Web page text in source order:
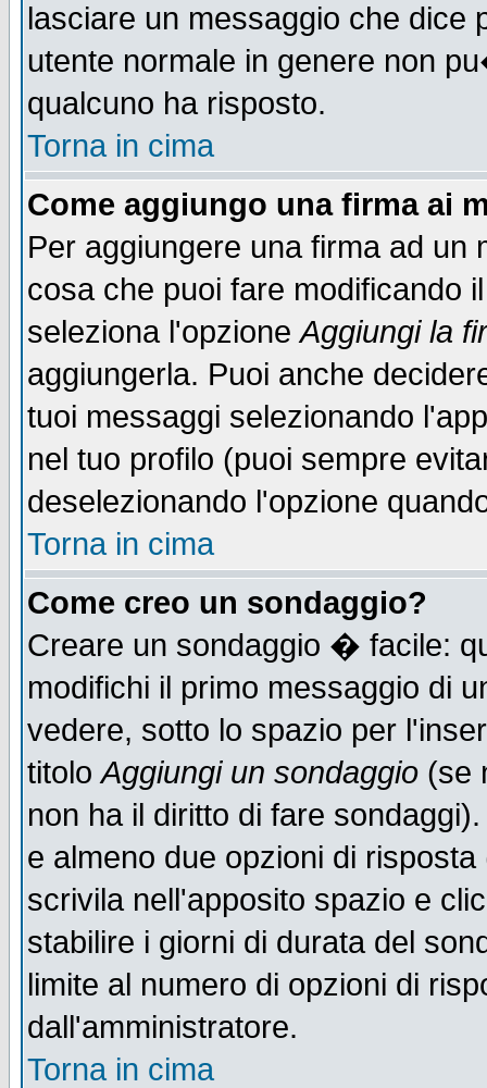
lasciare un messaggio che
utente normale in genere non
qualcuno ha risposto.
Torna in cima
Come aggiungo una firma ai
Per aggiungere una firma ad un
cosa che puoi fare modificando
seleziona l'opzioneAggiungi la
aggiungerla. Puoi anche
tuoi messaggi selezionando
nel tuo profilo (puoi sempre
deselezionando l'opzione
Torna in cima
Come creo un sondaggio?
Creare un sondaggio � facile:
modifichi il primo messaggio di
vedere, sotto lo spazio per
titoloAggiungi un sondaggio (se
non ha il diritto di fare
e almeno due opzioni di
scrivila nell'apposito spazio e
stabilire i giorni di durata del
limite al numero di opzioni di
dall'amministratore.
Torna in cima